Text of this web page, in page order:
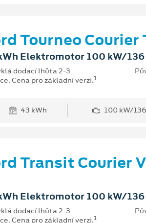
Tourneo Courier
Elektromotor 100 kW/
dodací lhůta 2-3
Cena pro základní verzi.1
43 kWh 100 kW/
Transit Courier
Elektromotor 100 kW/
dodací lhůta 2-3
Cena pro základní verzi.1